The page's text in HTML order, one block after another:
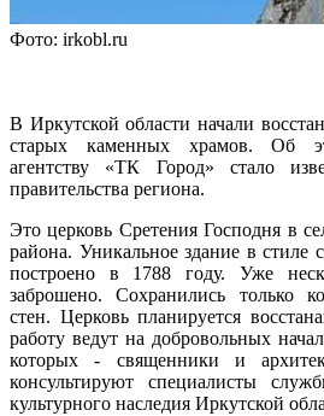
Фото: irkobl.ru
В Иркутской области начали
старых каменных храмов. Об
агентству «ТК Город» стало
правительства региона.
Это церковь Сретения Господня в
района. Уникальное здание в стиле
построено в 1788 году. Уже
заброшено. Сохранились только
стен. Церковь планируется
работу ведут на добровольных
которых - священники и
консультируют специалисты
культурного наследия Иркутской